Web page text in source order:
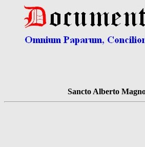
Sancto Alberto